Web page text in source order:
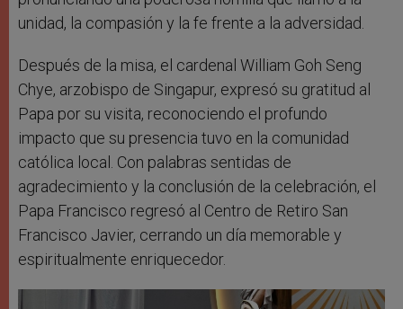
unidad, la compasión y la fe frente a la adversidad.
Después de la misa, el cardenal William Goh Seng
Chye, arzobispo de Singapur, expresó su gratitud al
Papa por su visita, reconociendo el profundo
impacto que su presencia tuvo en la comunidad
católica local. Con palabras sentidas de
agradecimiento y la conclusión de la celebración, el
Papa Francisco regresó al Centro de Retiro San
Francisco Javier, cerrando un día memorable y
espiritualmente enriquecedor.